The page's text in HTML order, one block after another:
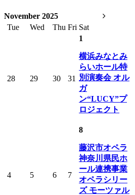
November 2025
Tue Wed Thu Fri Sat
28 29 30 31
1
横浜みなとみ
らいホール特
別演奏会 オル
ガ
ン“LUCY”プ
ロジェクト
4 5 6 7
8
藤沢市オペラ
神奈川県民ホ
ール連携事業
オペラシリー
ズ モーツァル